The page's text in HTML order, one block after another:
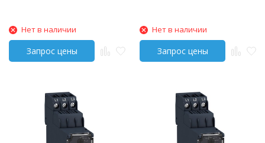
Нет в наличии Нет в наличии